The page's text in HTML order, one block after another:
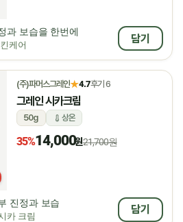
과 보습을 한번에
케어
담기
(주)파머스그레인★4.7후기 6
그레인 시카크림
50g 상온
35%14,000원21,700원
진정과 보습
카 크림
담기